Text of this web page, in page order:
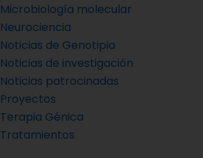
Microbiología molecular
Neurociencia
Noticias de Genotipia
Noticias de investigación
Noticias patrocinadas
Proyectos
Terapia Génica
Tratamientos